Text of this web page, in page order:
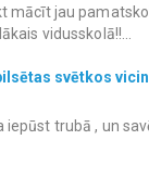
mācīt jau
vidusskolā!!...
svētkos
iepūst trubā , un